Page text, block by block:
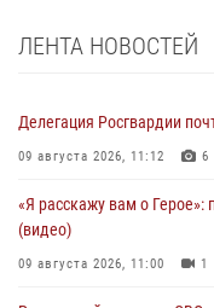
ЛЕНТА НОВОСТЕЙ
Делегация Росгвардии
09 августа 2026, 11:12 6
«Я расскажу вам о Герое»:
(видео)
09 августа 2026, 11:00 1